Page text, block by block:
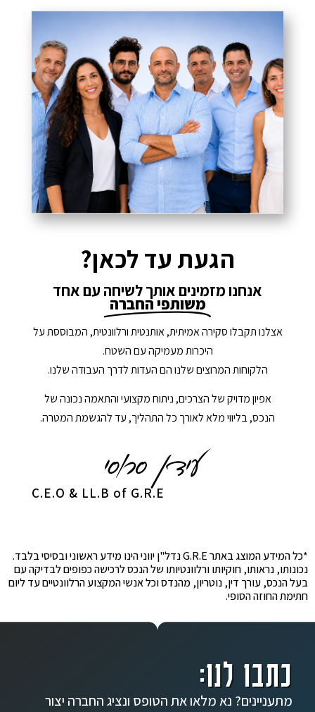
הגעת עד לכאן?
אנחנו מזמינים אותך לשיחה עם אחד
משותפי החברה
אצלנו תקבלו סקירה אמיתית, אותנטית ורלוונטית, המבוססת על
היכרות מעמיקה עם השטח.
הלקוחות המרוצים שלנו הם העדות לדרך העבודה שלנו.
אפיון מדויק של הצרכים, ניתוח מקצועי והתאמה נכונה של
הנכס, בליווי מלא לאורך כל התהליך, עד להגשמת המטרה.
C.E.O & LL.B of G.R.E
*כל המידע המוצג באתר G.R.E נדל"ן יווני הינו מידע ראשוני ובסיסי בלבד.
נכונותו, נראותו, חוקיותו ורלוונטיותו של הנכס לרכישה כפופים לבדיקה עם
בעל הנכס, עורך דין, נוטריון, מהנדס וכל אנשי המקצוע הרלוונטיים עד ליום
חתימת החוזה הסופי.
כתבו לנו:
מתעניינים? נא מלאו את הטופס ונציג החברה יצור